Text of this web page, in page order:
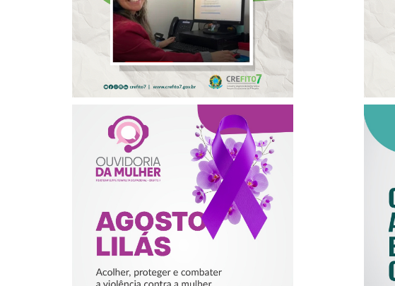
DE LIDERANÇAS
AGOSTO LILÁS –
ACOLHER,
PROTEGER E
COMBATER A
VIOLÊNCIA
CONTRA A
MULHER